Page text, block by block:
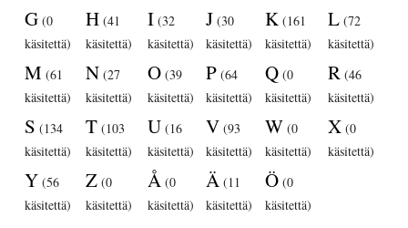
G (0
käsitettä)
H (41
käsitettä)
I (32
käsitettä)
J (30
käsitettä)
K (161
käsitettä)
L (72
käsitettä)
M (61
käsitettä)
N (27
käsitettä)
O (39
käsitettä)
P (64
käsitettä)
Q (0
käsitettä)
R (46
käsitettä)
S (134
käsitettä)
T (103
käsitettä)
U (16
käsitettä)
V (93
käsitettä)
W (0
käsitettä)
X (0
käsitettä)
Y (56
käsitettä)
Z (0
käsitettä)
Å (0
käsitettä)
Ä (11
käsitettä)
Ö (0
käsitettä)